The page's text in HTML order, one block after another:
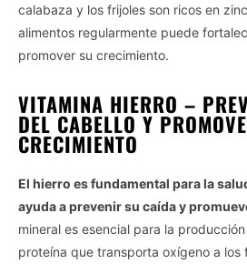
calabaza y los frijoles son ricos en
alimentos regularmente puede
promover su crecimiento.
VITAMINA HIERRO –
DEL CABELLO Y
CRECIMIENTO
El hierro es fundamental para la
ayuda a prevenir su caída y
mineral es esencial para la
proteína que transporta oxígeno a los